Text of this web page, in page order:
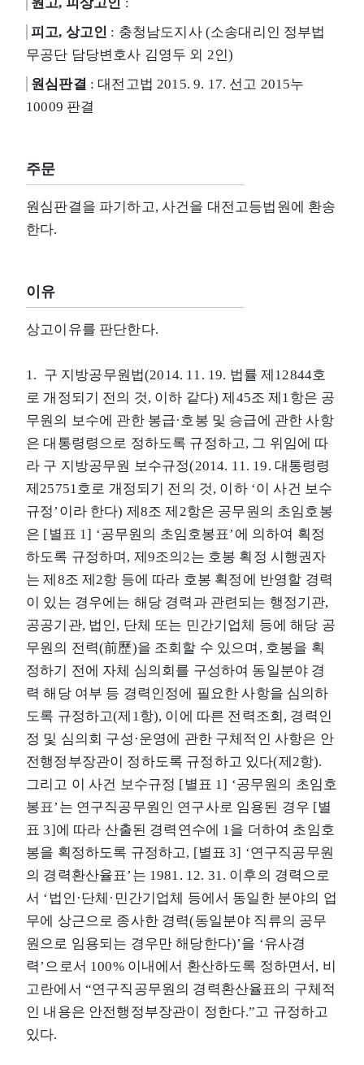
피고, 상고인 : 충청남도지사 (소송대리인 정부법
무공단 담당변호사 김영두 외 2인)
원심판결 : 대전고법 2015. 9. 17. 선고 2015누
10009 판결
주문
원심판결을 파기하고, 사건을 대전고등법원에 환송
한다.
이유
상고이유를 판단한다.
1. 구 지방공무원법(2014. 11. 19. 법률 제12844호
로 개정되기 전의 것, 이하 같다) 제45조 제1항은 공
무원의 보수에 관한 봉급·호봉 및 승급에 관한 사항
은 대통령령으로 정하도록 규정하고, 그 위임에 따
라 구 지방공무원 보수규정(2014. 11. 19. 대통령령
제25751호로 개정되기 전의 것, 이하 ‘이 사건 보수
규정’이라 한다) 제8조 제2항은 공무원의 초임호봉
은 [별표 1] ‘공무원의 초임호봉표’에 의하여 획정
하도록 규정하며, 제9조의2는 호봉 획정 시행권자
는 제8조 제2항 등에 따라 호봉 획정에 반영할 경력
이 있는 경우에는 해당 경력과 관련되는 행정기관,
공공기관, 법인, 단체 또는 민간기업체 등에 해당 공
무원의 전력(前歷)을 조회할 수 있으며, 호봉을 획
정하기 전에 자체 심의회를 구성하여 동일분야 경
력 해당 여부 등 경력인정에 필요한 사항을 심의하
도록 규정하고(제1항), 이에 따른 전력조회, 경력인
정 및 심의회 구성·운영에 관한 구체적인 사항은 안
전행정부장관이 정하도록 규정하고 있다(제2항).
그리고 이 사건 보수규정 [별표 1] ‘공무원의 초임호
봉표’는 연구직공무원인 연구사로 임용된 경우 [별
표 3]에 따라 산출된 경력연수에 1을 더하여 초임호
봉을 획정하도록 규정하고, [별표 3] ‘연구직공무원
의 경력환산율표’는 1981. 12. 31. 이후의 경력으로
서 ‘법인·단체·민간기업체 등에서 동일한 분야의 업
무에 상근으로 종사한 경력(동일분야 직류의 공무
원으로 임용되는 경우만 해당한다)’을 ‘유사경
력’으로서 100% 이내에서 환산하도록 정하면서, 비
고란에서 “연구직공무원의 경력환산율표의 구체적
인 내용은 안전행정부장관이 정한다.”고 규정하고
있다.